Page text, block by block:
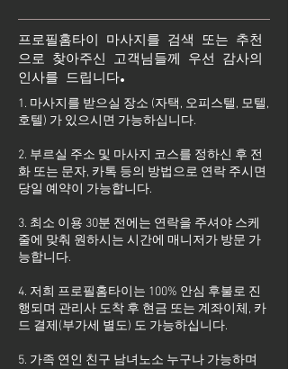
프로필홈타이 마사지를 검색 또는 추천
으로 찾아주신 고객님들께 우선 감사의
인사를 드립니다.
1. 마사지를 받으실 장소 (자택, 오피스텔, 모텔,
호텔) 가 있으시면 가능하십니다.
2. 부르실 주소 및 마사지 코스를 정하신 후 전
화 또는 문자, 카톡 등의 방법으로 연락 주시면
당일 예약이 가능합니다.
3. 최소 이용 30분 전에는 연락을 주셔야 스케
줄에 맞춰 원하시는 시간에 매니저가 방문 가
능합니다.
4. 저희 프로필홈타이는 100% 안심 후불로 진
행되며 관리사 도착 후 현금 또는 계좌이체, 카
드 결제(부가세 별도) 도 가능하십니다.
5. 가족 연인 친구 남녀노소 누구나 가능하며